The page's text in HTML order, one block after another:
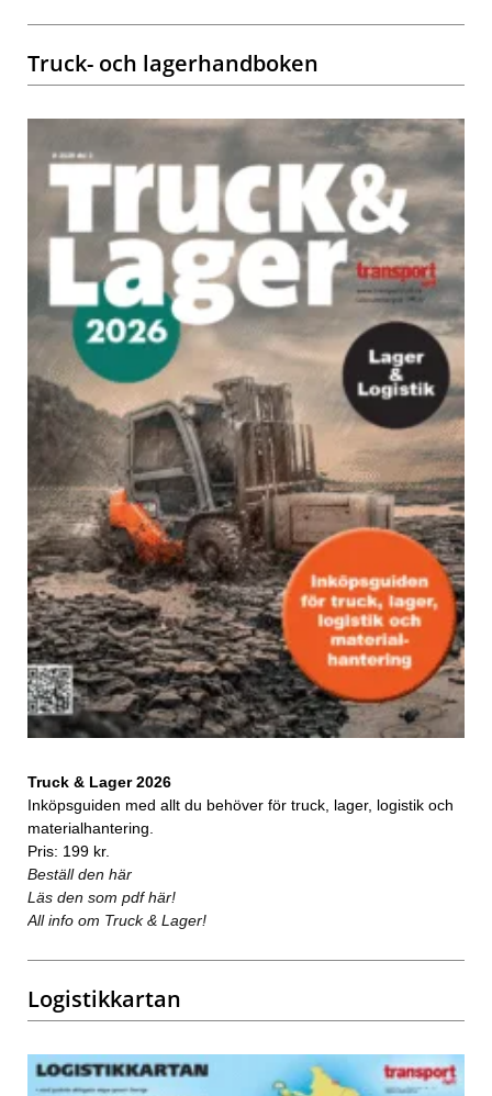
Truck- och lagerhandboken
Truck & Lager 2026
Inköpsguiden med allt du behöver för truck, lager, logistik och
materialhantering.
Pris: 199 kr.
Beställ den här
Läs den som pdf här!
All info om Truck & Lager!
Logistikkartan